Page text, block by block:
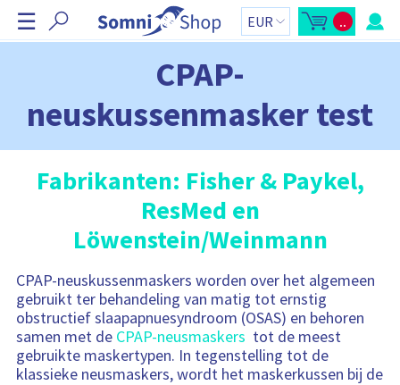
v
e
☰ M
i
n
k
e
w
g
e
k
e
n
e
i
..
W
i
a
g
e
t
t
a
CPAP-
neuskussenmasker test
Fabrikanten: Fisher & Paykel,
ResMed en
Löwenstein/Weinmann
CPAP-neuskussenmaskers worden over het algemeen
gebruikt ter behandeling van matig tot ernstig
obstructief slaapapnuesyndroom (OSAS) en behoren
samen met de CPAP-neusmaskers tot de meest
gebruikte maskertypen. In tegenstelling tot de
klassieke neusmaskers, wordt het maskerkussen bij de